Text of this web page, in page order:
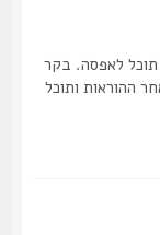
לאפסה. בקר
ותוכל